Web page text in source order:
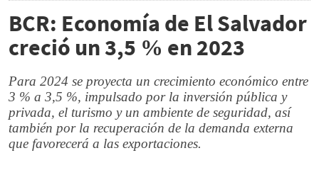
BCR: Economía de El Salvador
creció un 3,5 % en 2023
Para 2024 se proyecta un crecimiento económico entre
3 % a 3,5 %, impulsado por la inversión pública y
privada, el turismo y un ambiente de seguridad, así
también por la recuperación de la demanda externa
que favorecerá a las exportaciones.